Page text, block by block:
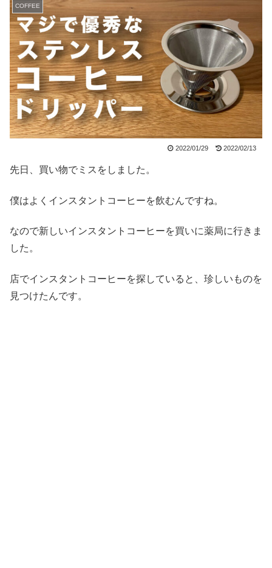
COFFEE
2022/01/29 2022/02/13
先日、買い物でミスをしました。
僕はよくインスタントコーヒーを飲むんですね。
なので新しいインスタントコーヒーを買いに薬局に行きま
した。
店でインスタントコーヒーを探していると、珍しいものを
見つけたんです。